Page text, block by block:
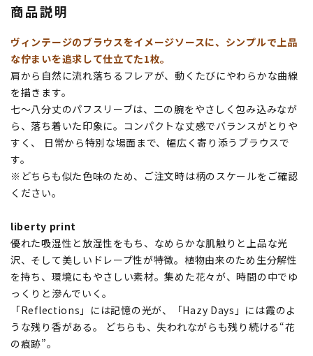
商品説明
ヴィンテージのブラウスをイメージソースに、シンプルで上品
な佇まいを追求して仕立てた1枚。
肩から自然に流れ落ちるフレアが、動くたびにやわらかな曲線
を描きます。
七〜八分丈のパフスリーブは、二の腕をやさしく包み込みなが
ら、落ち着いた印象に。コンパクトな丈感でバランスがとりや
すく、 日常から特別な場面まで、幅広く寄り添うブラウスで
す。
※どちらも似た色味のため、ご注文時は柄のスケールをご確認
ください。
liberty print
優れた吸湿性と放湿性をもち、なめらかな肌触りと上品な光
沢、そして美しいドレープ性が特徴。植物由来のため生分解性
を持ち、環境にもやさしい素材。集めた花々が、時間の中でゆ
っくりと滲んでいく。
「Reflections」には記憶の光が、「Hazy Days」には霞のよ
うな残り香がある。 どちらも、失われながらも残り続ける“花
の痕跡”。